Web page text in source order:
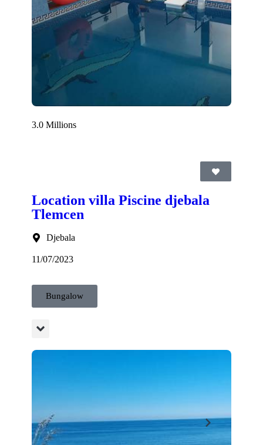
3.0 Millions
Location villa Piscine djebala
Tlemcen
Djebala
11/07/2023
Bungalow